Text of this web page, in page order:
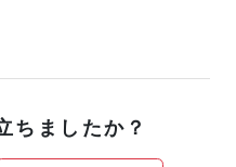
ちましたか？